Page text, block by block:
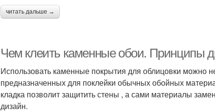
читать дальше →
Чем клеить каменные обои. Принципы
Использовать каменные покрытия для облицовки можно
предназначенных для поклейки обычных обойных
кладка позволит защитить стены , а сами материалы
дизайн.